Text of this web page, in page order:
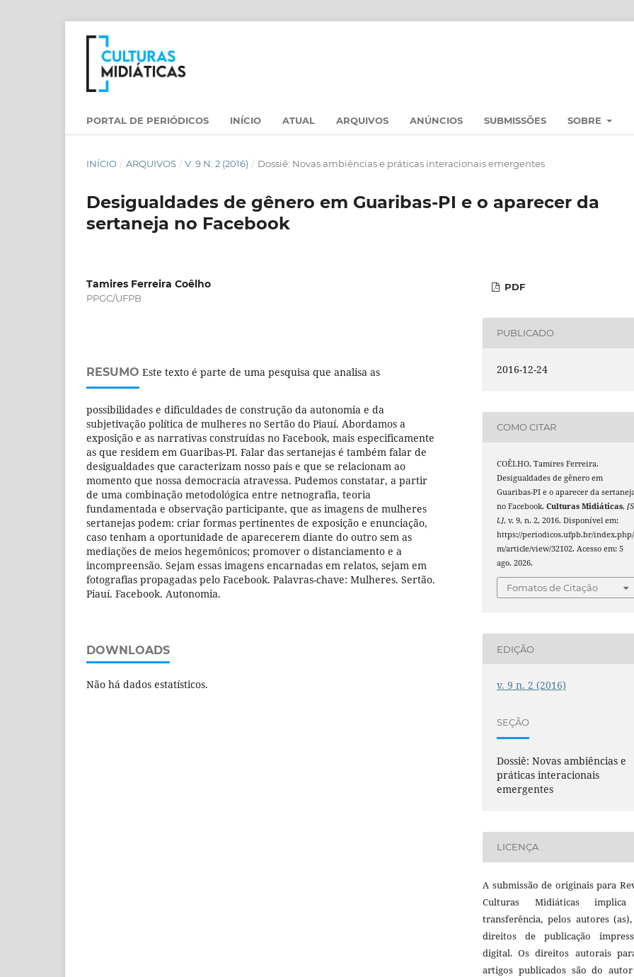
PORTAL DE PERIÓDICOS INÍCIO ATUAL ARQUIVOS ANÚNCIOS SUBMISSÕES SOBRE
INÍCIO / ARQUIVOS / V. 9 N. 2 (2016) / Dossiê: Novas ambiências e práticas interacionais emergentes
Desigualdades de gênero em Guaribas-PI e o aparecer da
sertaneja no Facebook
Tamires Ferreira Coêlho
PPGC/UFPB
RESUMO Este texto é parte de uma pesquisa que analisa as
possibilidades e dificuldades de construção da autonomia e da
subjetivação política de mulheres no Sertão do Piauí. Abordamos a
exposição e as narrativas construídas no Facebook, mais especificamente
as que residem em Guaribas-PI. Falar das sertanejas é também falar de
desigualdades que caracterizam nosso país e que se relacionam ao
momento que nossa democracia atravessa. Pudemos constatar, a partir
de uma combinação metodológica entre netnografia, teoria
fundamentada e observação participante, que as imagens de mulheres
sertanejas podem: criar formas pertinentes de exposição e enunciação,
caso tenham a oportunidade de aparecerem diante do outro sem as
mediações de meios hegemônicos; promover o distanciamento e a
incompreensão. Sejam essas imagens encarnadas em relatos, sejam em
fotografias propagadas pelo Facebook. Palavras-chave: Mulheres. Sertão.
Piauí. Facebook. Autonomia.
DOWNLOADS
Não há dados estatísticos.
PDF
PUBLICADO
2016-12-24
COMO CITAR
COÊLHO, Tamires Ferreira.
Desigualdades de gênero em
Guaribas-PI e o aparecer da
no Facebook.Culturas Midiáticas,
l.], v. 9, n. 2, 2016. Disponível em:
https://periodicos.ufpb.br/
m/article/view/32102. Acesso em: 5
ago. 2026.
Fomatos de Citação
EDIÇÃO
v. 9 n. 2 (2016)
SEÇÃO
Dossiê: Novas ambiências e
práticas interacionais
emergentes
LICENÇA
A submissão de originais para
Culturas Midiáticas
transferência, pelos autores
direitos de publicação
digital. Os direitos autorais
artigos publicados são do